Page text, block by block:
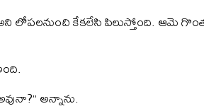
లోపలనుంచి కేకలేసి పిలుస్తోంది. ఆమె
అన్నాను.